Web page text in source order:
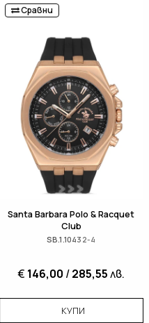
Сравни
Santa Barbara Polo & Racquet
Club
SB.1.10432-4
€ 146,00 /285,55лв.
КУПИ